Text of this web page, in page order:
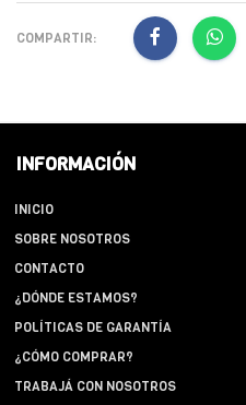
COMPARTIR:
INFORMACIÓN
INICIO
SOBRE NOSOTROS
CONTACTO
¿DÓNDE ESTAMOS?
POLÍTICAS DE GARANTÍA
¿CÓMO COMPRAR?
TRABAJÁ CON NOSOTROS